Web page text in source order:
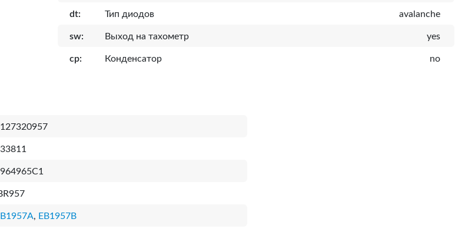
dt: Тип диодов avalanche
sw: Выход на тахометр yes
cp: Конденсатор no
, EB1957B